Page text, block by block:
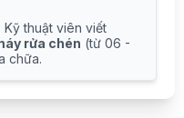
Kỹ thuật viên viết
rửa chén (từ 06 -
chữa.